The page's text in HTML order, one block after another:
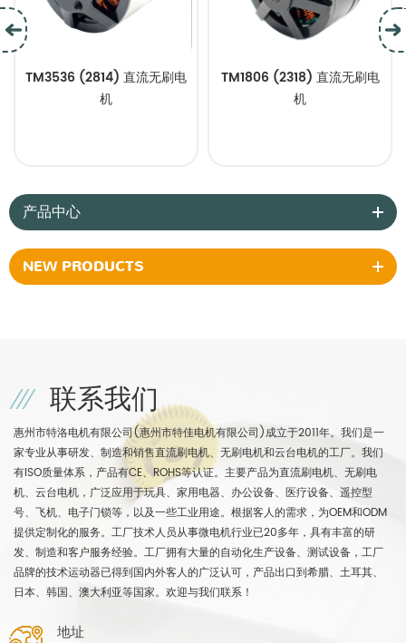
TM3536 (2814) 直流无刷电
机
TM1806 (2318) 直流无刷电
机
产品中心
NEW PRODUCTS
联系我们
惠州市特洛电机有限公司(惠州市特佳电机有限公司)成立于2011年。我们是一
家专业从事研发、制造和销售直流刷电机、无刷电机和云台电机的工厂。我们
有ISO质量体系，产品有CE、ROHS等认证。主要产品为直流刷电机、无刷电
机、云台电机，广泛应用于玩具、家用电器、办公设备、医疗设备、遥控型
号、飞机、电子门锁等，以及一些工业用途。根据客人的需求，为OEM和ODM
提供定制化的服务。工厂技术人员从事微电机行业已20多年，具有丰富的研
发、制造和客户服务经验。工厂拥有大量的自动化生产设备、测试设备，工厂
品牌的技术运动器已得到国内外客人的广泛认可，产品出口到希腊、土耳其、
日本、韩国、澳大利亚等国家。欢迎与我们联系！
地址